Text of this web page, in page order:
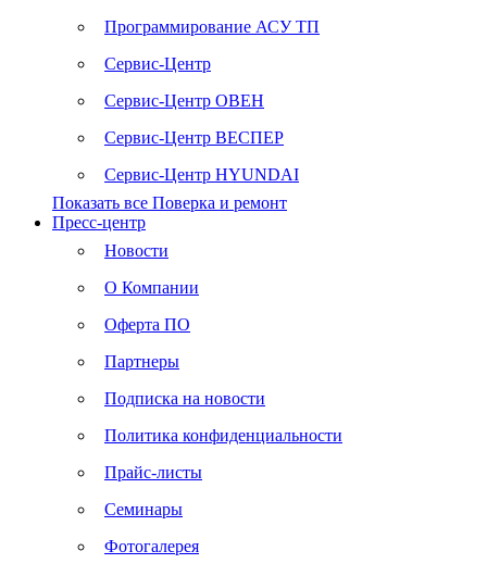
Программирование АСУ ТП
Сервис-Центр
Сервис-Центр ОВЕН
Сервис-Центр ВЕСПЕР
Сервис-Центр HYUNDAI
Показать все Поверка и ремонт
Пресс-центр
Новости
О Компании
Оферта ПО
Партнеры
Подписка на новости
Политика конфиденциальности
Прайс-листы
Семинары
Фотогалерея